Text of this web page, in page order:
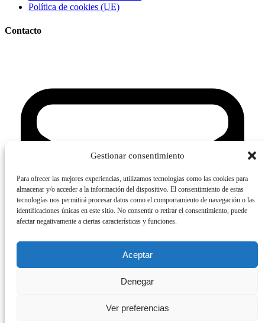
Gestionar consentimiento
Para ofrecer las mejores experiencias, utilizamos tecnologías como las cookies para
almacenar y/o acceder a la información del dispositivo. El consentimiento de estas
tecnologías nos permitirá procesar datos como el comportamiento de navegación o las
identificaciones únicas en este sitio. No consentir o retirar el consentimiento, puede
afectar negativamente a ciertas características y funciones.
Aceptar
Denegar
Ver preferencias
Política de cookies (UE)
Contacto